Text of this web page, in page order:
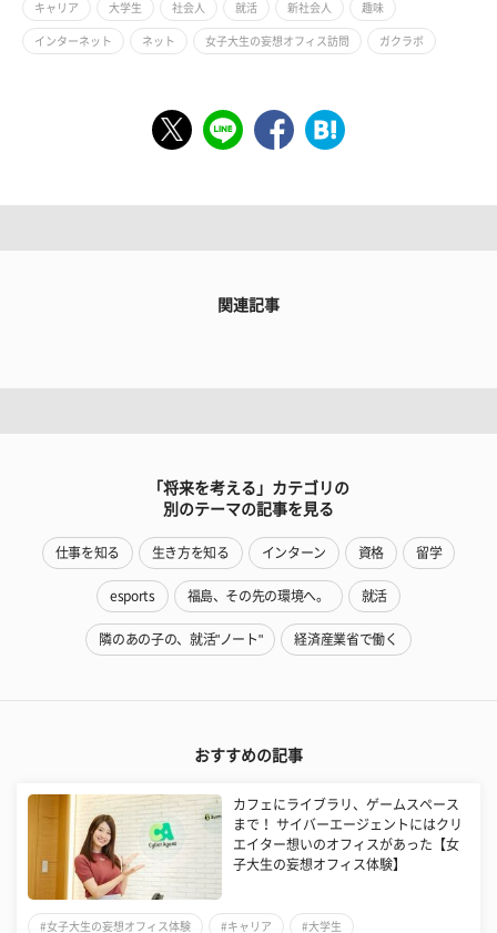
キャリア 大学生 社会人 就活 新社会人 趣味
インターネット ネット 女子大生の妄想オフィス訪問 ガクラボ
関連記事
「将来を考える」カテゴリの
別のテーマの記事を見る
仕事を知る 生き方を知る インターン 資格 留学
esports 福島、その先の環境へ。 就活
隣のあの子の、就活"ノート" 経済産業省で働く
おすすめの記事
カフェにライブラリ、ゲームスペース
まで！ サイバーエージェントにはクリ
エイター想いのオフィスがあった【女
子大生の妄想オフィス体験】
#女子大生の妄想オフィス体験 #キャリア #大学生